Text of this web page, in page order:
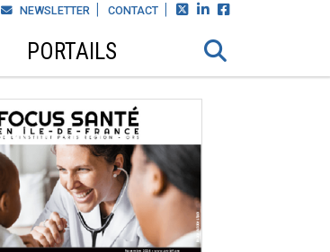
NEWSLETTER CONTACT   
PORTAILS